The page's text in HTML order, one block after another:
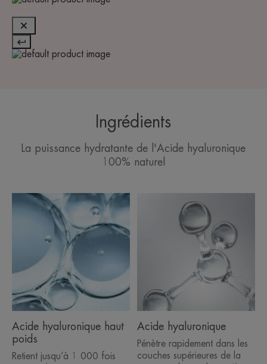
Ingrédients
La puissance hydratante de l'Acide hyaluronique
100% naturel
Acide hyaluronique haut
poids
Retient jusqu’à 1 000 fois
Acide hyaluronique
Pénètre rapidement dans les
couches supérieures de la